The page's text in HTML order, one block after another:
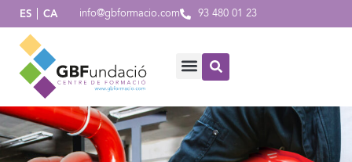
ES CA info@gbformacio.com 93 480 01 23